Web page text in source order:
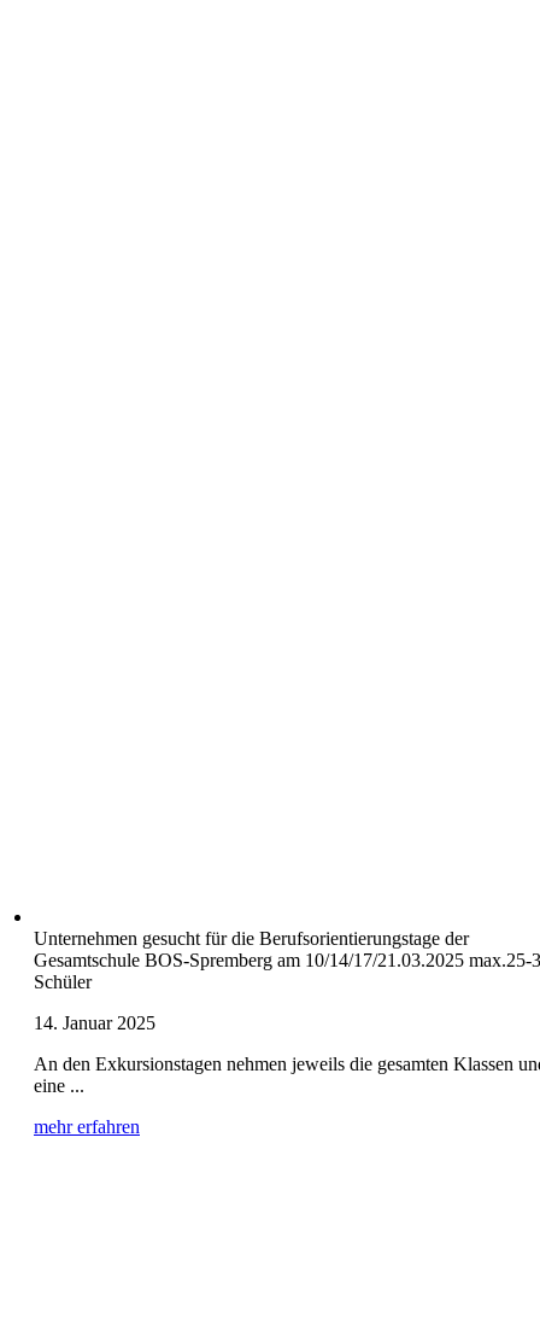
Unternehmen gesucht für die Berufsorientierungstage der
Gesamtschule BOS-Spremberg am 10/14/17/21.03.2025 max.25-
Schüler
14. Januar 2025
An den Exkursionstagen nehmen jeweils die gesamten Klassen
eine ...
mehr erfahren